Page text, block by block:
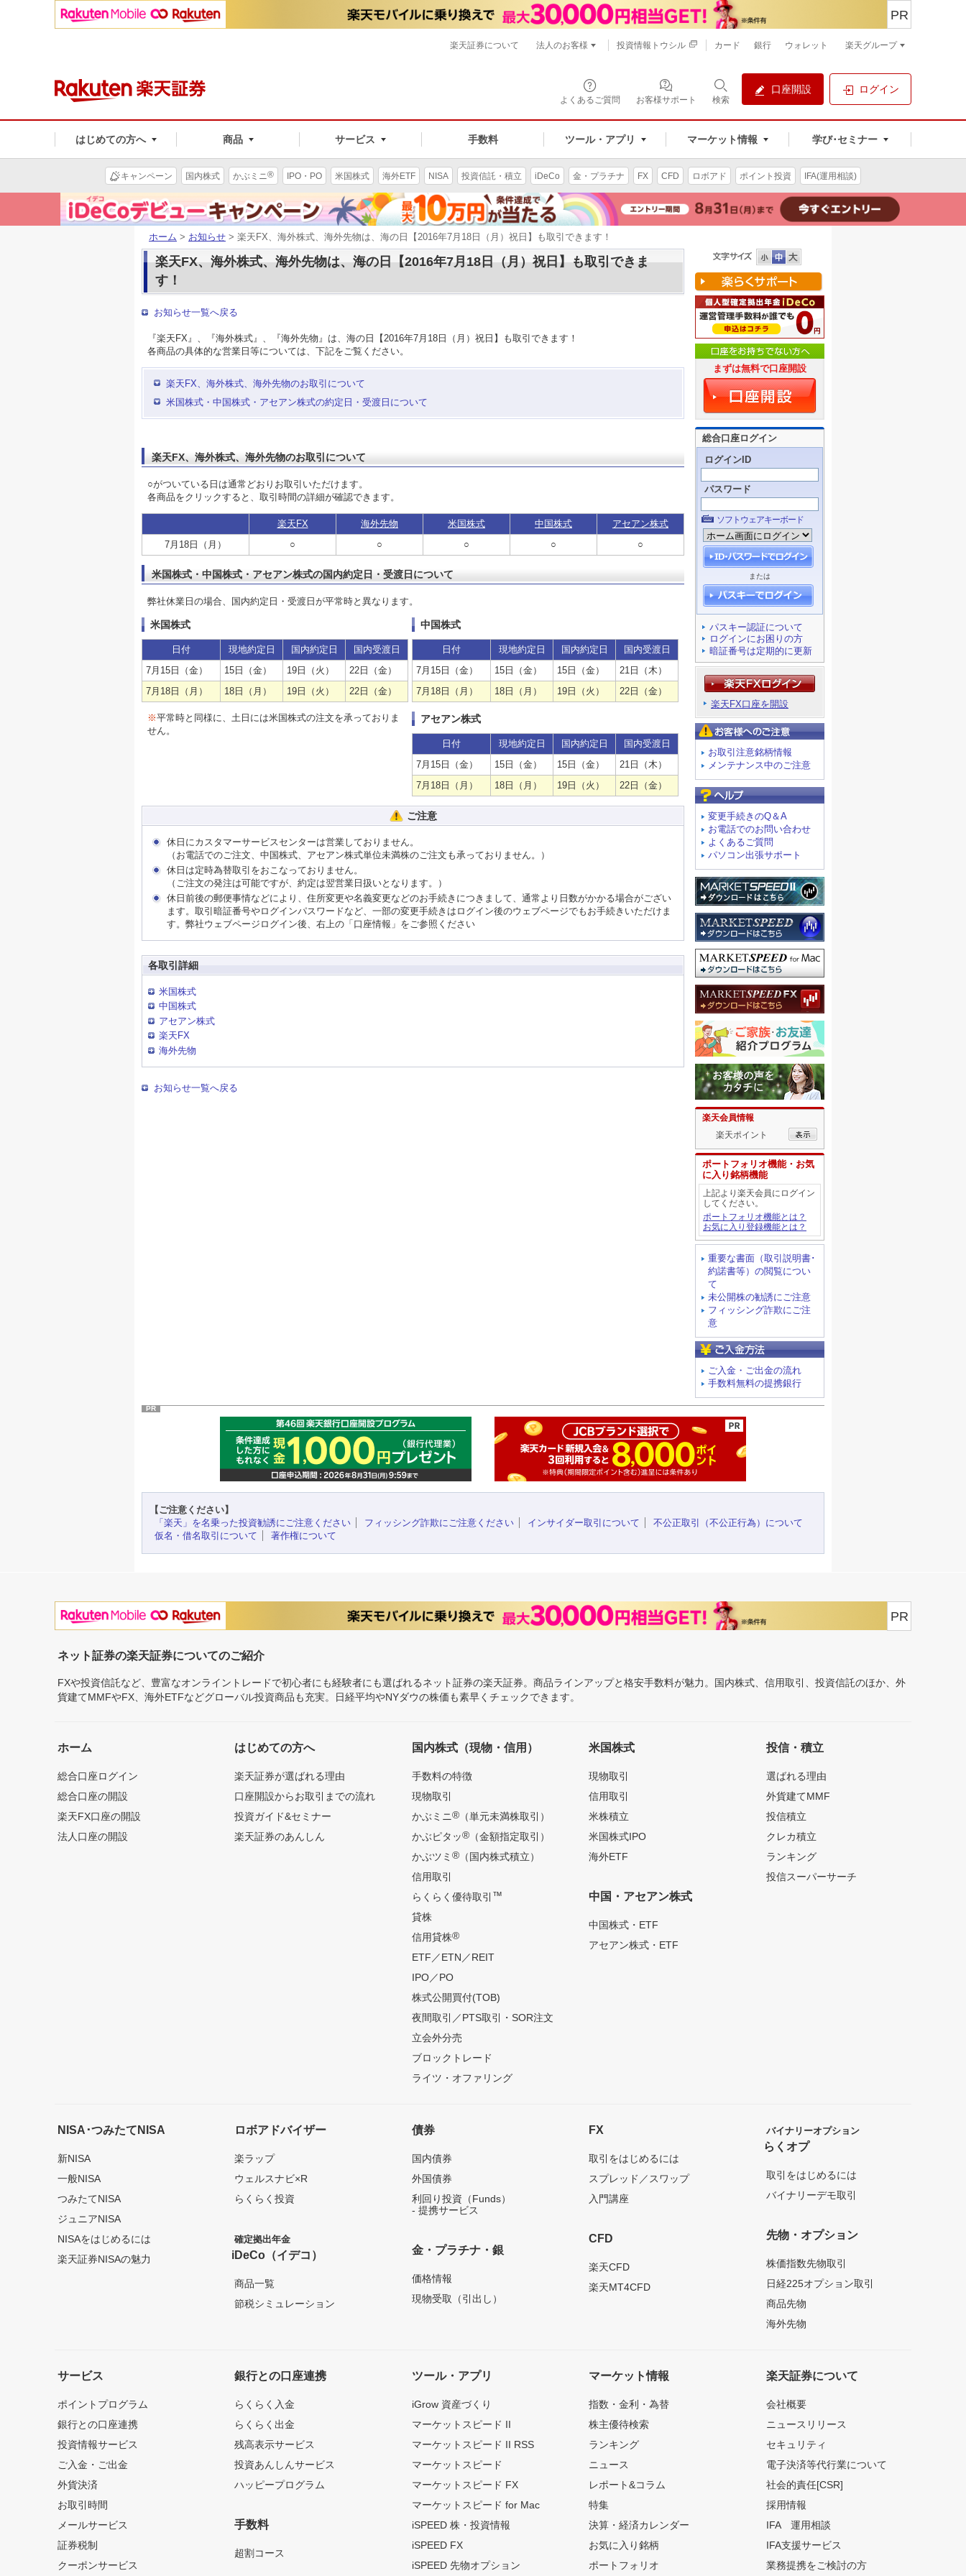
よくあるご質問 お客様サポート 検索
口座開設 ログイン
はじめての方へ 商品 サービス 手数料 ツール・アプリ マーケット情報 学び･セミナー
PR
楽天証券について 法人のお客様 投資情報トウシル カード 銀行 ウォレット 楽天グループ
キャンペーン 国内株式 かぶミニ® IPO・PO 米国株式 海外ETF NISA 投資信託・積立 iDeCo 金・プラチナ FX CFD ロボアド ポイント投資 IFA(運用相談)
ホーム > お知らせ > 楽天FX、海外株式、海外先物は、海の日【2016年7月18日（月）祝日】も取引できます！
楽天FX、海外株式、海外先物は、海の日【2016年7月18日（月）祝日】も取引できま
す！
お知らせ一覧へ戻る
『楽天FX』、『海外株式』、『海外先物』は、海の日【2016年7月18日（月）祝日】も取引できます！
各商品の具体的な営業日等については、下記をご覧ください。
楽天FX、海外株式、海外先物のお取引について
米国株式・中国株式・アセアン株式の約定日・受渡日について
楽天FX、海外株式、海外先物のお取引について
○がついている日は通常どおりお取引いただけます。
各商品をクリックすると、取引時間の詳細が確認できます。
楽天FX 海外先物 米国株式 中国株式
アセアン株式
7月18日（月）
○ ○ ○ ○ ○
米国株式・中国株式・アセアン株式の国内約定日・受渡日について
弊社休業日の場合、国内約定日・受渡日が平常時と異なります。
米国株式
日付 現地約定日 国内約定日
国内受渡日
7月15日（金）
15日（金） 19日（火）
22日（金）
7月18日（月）
18日（月） 19日（火） 22日（金）
※平常時と同様に、土日には米国株式の注文を承っておりま
せん。
中国株式
日付 現地約定日 国内約定日
国内受渡日
7月15日（金）
15日（金） 15日（金）
21日（木）
7月18日（月）
18日（月） 19日（火） 22日（金）
アセアン株式
日付 現地約定日 国内約定日
国内受渡日
7月15日（金）
15日（金） 15日（金）
21日（木）
7月18日（月）
18日（月） 19日（火） 22日（金）
ご注意
休日にカスタマーサービスセンターは営業しておりません。
（お電話でのご注文、中国株式、アセアン株式単位未満株のご注文も承っておりません。）
休日は定時為替取引をおこなっておりません。
（ご注文の発注は可能ですが、約定は翌営業日扱いとなります。）
休日前後の郵便事情などにより、住所変更や名義変更などのお手続きにつきまして、通常より日数がかかる場合がござい
ます。取引暗証番号やログインパスワードなど、一部の変更手続きはログイン後のウェブページでもお手続きいただけま
す。弊社ウェブページログイン後、右上の「口座情報」をご参照ください
各取引詳細
米国株式
中国株式
アセアン株式
楽天FX
海外先物
お知らせ一覧へ戻る
まずは無料で口座開設
総合口座ログイン
ログインID
パスワード
ソフトウェアキーボード
または
パスキー認証について
ログインにお困りの方
暗証番号は定期的に更新
楽天FX口座を開設
お取引注意銘柄情報
メンテナンス中のご注意
変更手続きのQ＆A
お電話でのお問い合わせ
よくあるご質問
パソコン出張サポート
楽天会員情報
楽天ポイント
ポートフォリオ機能・お気
に入り銘柄機能
上記より楽天会員にログイン
してください。
ポートフォリオ機能とは？
お気に入り登録機能とは？
重要な書面（取引説明書･
約諾書等）の閲覧につい
て
未公開株の勧誘にご注意
フィッシング詐欺にご注
意
ご入金・ご出金の流れ
手数料無料の提携銀行
PR
【ご注意ください】
「楽天」を名乗った投資勧誘にご注意ください
フィッシング詐欺にご注意ください インサイダー取引について
不公正取引（不公正行為）について
仮名・借名取引について
著作権について
PR
ネット証券の楽天証券についてのご紹介
FXや投資信託など、豊富なオンライントレードで初心者にも経験者にも選ばれるネット証券の楽天証券。商品ラインアップと格安手数料が魅力。国内株式、信用取引、投資信託のほか、外
貨建てMMFやFX、海外ETFなどグローバル投資商品も充実。日経平均やNYダウの株価も素早くチェックできます。
ホーム
総合口座ログイン
総合口座の開設
楽天FX口座の開設
法人口座の開設
はじめての方へ
楽天証券が選ばれる理由
口座開設からお取引までの流れ
投資ガイド&セミナー
楽天証券のあんしん
国内株式（現物・信用）
手数料の特徴
現物取引
かぶミニ®（単元未満株取引）
かぶピタッ®（金額指定取引）
かぶツミ ®（国内株式積立）
信用取引
らくらく優待取引 ™
貸株
信用貸株®
ETF／ETN／REIT
IPO／PO
株式公開買付(TOB)
夜間取引／PTS取引・SOR注文
立会外分売
ブロックトレード
ライツ・オファリング
米国株式
現物取引
信用取引
米株積立
米国株式IPO
海外ETF
中国・アセアン株式
中国株式・ETF
アセアン株式・ETF
投信・積立
選ばれる理由
外貨建てMMF
投信積立
クレカ積立
ランキング
投信スーパーサーチ
NISA･つみたてNISA
新NISA
一般NISA
つみたてNISA
ジュニアNISA
NISAをはじめるには
楽天証券NISAの魅力
ロボアドバイザー
楽ラップ
ウェルスナビ×R
らくらく投資
確定拠出年金
iDeCo（イデコ）
商品一覧
節税シミュレーション
債券
国内債券
外国債券
利回り投資（Funds）
- 提携サービス
金・プラチナ・銀
価格情報
現物受取（引出し）
FX
取引をはじめるには
スプレッド／スワップ
入門講座
CFD
楽天CFD
楽天MT4CFD
バイナリーオプション
らくオプ
取引をはじめるには
バイナリーデモ取引
先物・オプション
株価指数先物取引
日経225オプション取引
商品先物
海外先物
サービス
ポイントプログラム
銀行との口座連携
投資情報サービス
ご入金・ご出金
外貨決済
お取引時間
メールサービス
証券税制
クーポンサービス
銀行との口座連携
らくらく入金
らくらく出金
残高表示サービス
投資あんしんサービス
ハッピープログラム
手数料
超割コース
ツール・アプリ
iGrow 資産づくり
マーケットスピード II
マーケットスピード II RSS
マーケットスピード
マーケットスピード FX
マーケットスピード for Mac
iSPEED 株・投資情報
iSPEED FX
iSPEED 先物オプション
マーケット情報
指数・金利・為替
株主優待検索
ランキング
ニュース
レポート&コラム
特集
決算・経済カレンダー
お気に入り銘柄
ポートフォリオ
楽天証券について
会社概要
ニュースリリース
セキュリティ
電子決済等代行業について
社会的責任[CSR]
採用情報
IFA 運用相談
IFA支援サービス
業務提携をご検討の方